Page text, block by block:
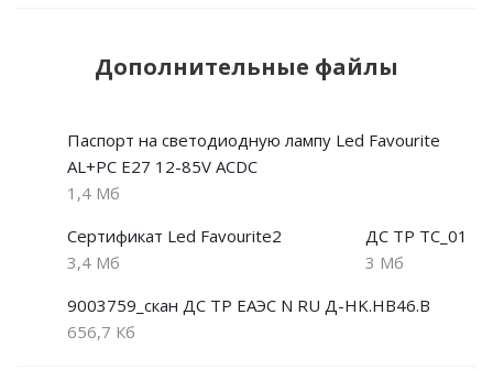
Дополнительные файлы
Паспорт на светодиодную лампу Led Favourite
AL+PC E27 12-85V АСDС
1,4 Мб
Сертификат Led Favourite2
3,4 Мб
ДС ТР ТС_01
3 Мб
9003759_скан ДС ТР ЕАЭС N RU Д-HK.НВ46.В
656,7 Кб